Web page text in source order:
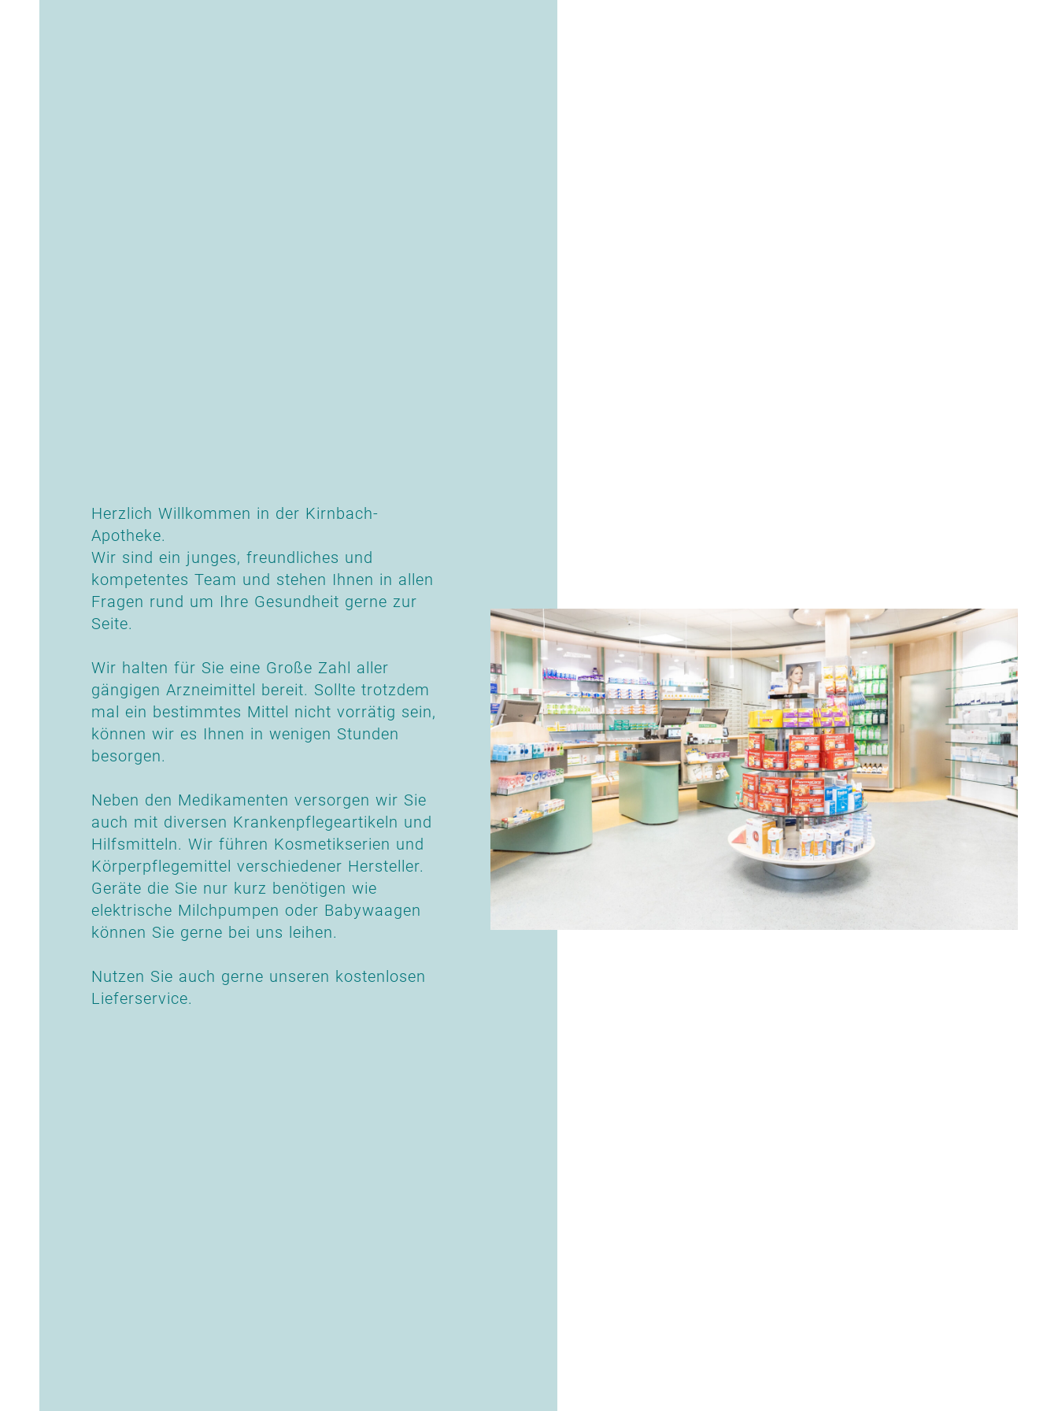
Herzlich Willkommen in der Kirnbach-
Apotheke.
Wir sind ein junges, freundliches und
kompetentes Team und stehen Ihnen in allen
Fragen rund um Ihre Gesundheit gerne zur
Seite.
Wir halten für Sie eine Große Zahl aller
gängigen Arzneimittel bereit. Sollte trotzdem
mal ein bestimmtes Mittel nicht vorrätig sein,
können wir es Ihnen in wenigen Stunden
besorgen.
Neben den Medikamenten versorgen wir Sie
auch mit diversen Krankenpflegeartikeln und
Hilfsmitteln. Wir führen Kosmetikserien und
Körperpflegemittel verschiedener Hersteller.
Geräte die Sie nur kurz benötigen wie
elektrische Milchpumpen oder Babywaagen
können Sie gerne bei uns leihen.
Nutzen Sie auch gerne unseren kostenlosen
Lieferservice.